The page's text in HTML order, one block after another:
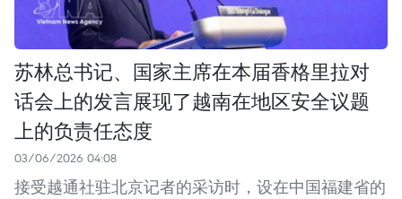
苏林总书记、国家主席在本届香格里拉对
话会上的发言展现了越南在地区安全议题
上的负责任态度
03/06/2026 04:08
接受越通社驻北京记者的采访时，设在中国福建省的